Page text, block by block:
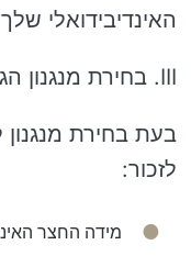
האינדיבידואלי
III. בחירת מנגנון הגן המתאים
בעת בחירת
לזכור:
מידה החצר